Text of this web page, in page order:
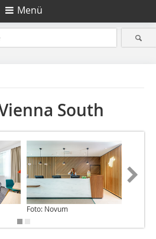
Menü
South
Foto: Novum